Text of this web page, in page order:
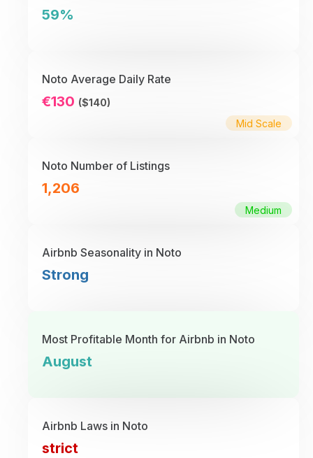
59%
Noto Average Daily Rate
€130 ($140)
Mid Scale
Noto Number of Listings
1,206
Medium
Airbnb Seasonality in Noto
Strong
Most Profitable Month for Airbnb in Noto
August
Airbnb Laws in Noto
strict